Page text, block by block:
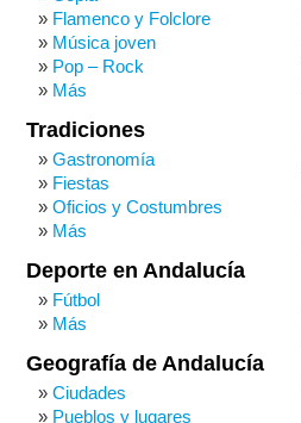
Flamenco y Folclore
Música joven
Pop – Rock
Más
Tradiciones
Gastronomía
Fiestas
Oficios y Costumbres
Más
Deporte en Andalucía
Fútbol
Más
Geografía de Andalucía
Ciudades
Pueblos y lugares